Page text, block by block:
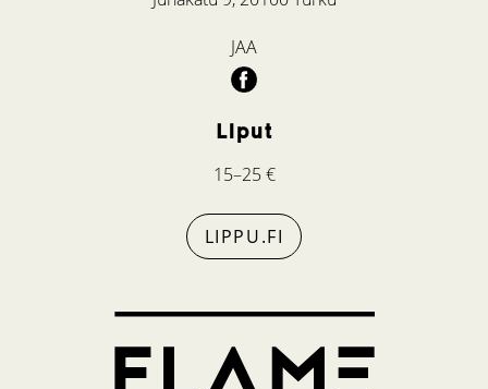
JAA
Liput
15–25 €
LIPPU.FI